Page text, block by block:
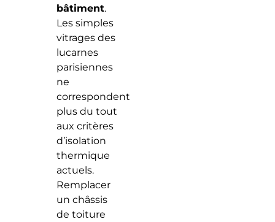
bâtiment.
Les simples
vitrages des
lucarnes
parisiennes
ne
correspondent
plus du tout
aux critères
d’isolation
thermique
actuels.
Remplacer
un châssis
de toiture